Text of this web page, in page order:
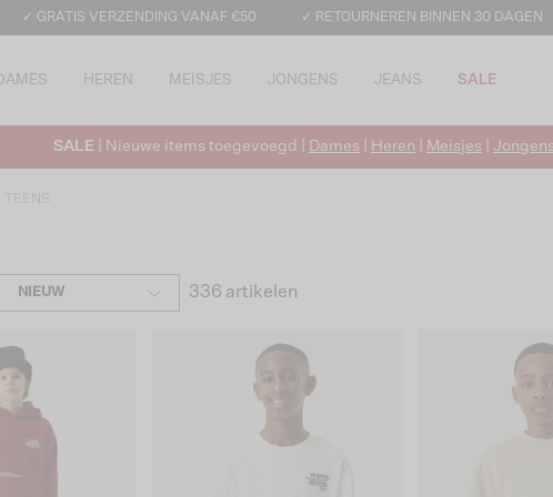
✓ GRATIS VERZENDING VANAF €50 ✓ RETOURNEREN BINNEN 30 DAGEN
DAMES HEREN MEISJES JONGENS JEANS SALE
SALE | Nieuwe items toegevoegd | Dames Heren Meisjes
NIEUW 336 artikelen